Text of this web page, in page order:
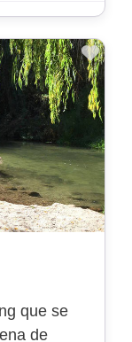
que se
de